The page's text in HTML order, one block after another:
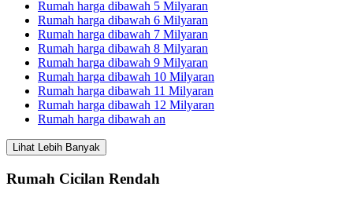
Rumah harga dibawah 5 Milyaran
Rumah harga dibawah 6 Milyaran
Rumah harga dibawah 7 Milyaran
Rumah harga dibawah 8 Milyaran
Rumah harga dibawah 9 Milyaran
Rumah harga dibawah 10 Milyaran
Rumah harga dibawah 11 Milyaran
Rumah harga dibawah 12 Milyaran
Rumah harga dibawah an
Lihat Lebih Banyak
Rumah Cicilan Rendah